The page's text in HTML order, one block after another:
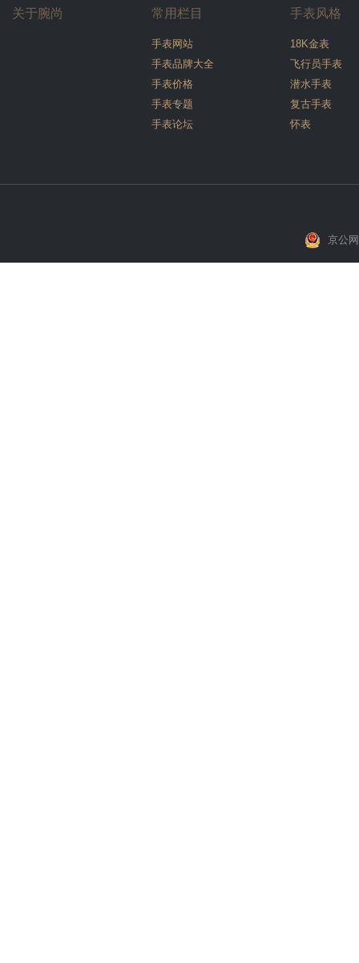
关于腕尚 常用栏目
手表网站
手表品牌大全
手表价格
手表专题
手表论坛
手表风格
18K金表
飞行员手表
潜水手表
复古手表
怀表
京公